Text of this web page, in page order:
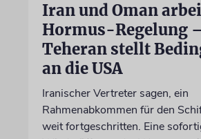
Iran und Oman
Hormus-Regelung
Teheran stellt
an die USA
Iranischer Vertreter sagen, ein
Rahmenabkommen für den
weit fortgeschritten. Eine